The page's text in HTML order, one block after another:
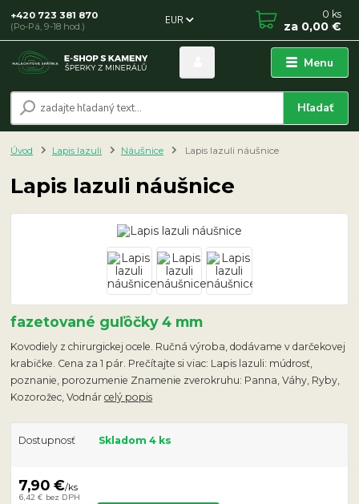
Menu
EUR
Hľadať
+420 723 381 870
(Po-Pá, 9-18 hod.)
0 ks
za 0,00 €
Úvod Lapis lazuli Náušnice Lapis lazuli náušnice
Lapis lazuli náušnice
fazetované guľôčky 4 mm
Kovodiely z chirurgickej ocele. Ručná výroba, dodávame v darčekovej
krabičke. Cena za 1 pár. Prečítajte si viac: Lapis lazuli: múdrosť,
poznanie, porozumenie Znamenie zverokruhu: Panna, Váhy, Ryby,
Kozorožec, Vodnárcelý popis
Dostupnosť Skladom 4 ks
7,90 €/ks
6,42 € bez DPH